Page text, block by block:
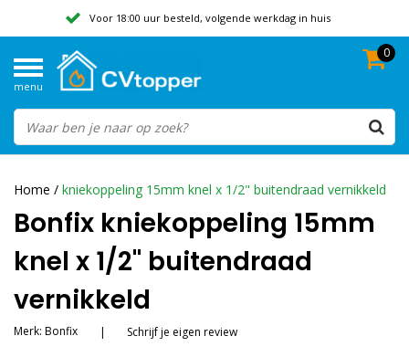
Voor 18:00 uur besteld, volgende werkdag in huis
Beoordeeld met een 9,8
menu
0
Home / kniekoppeling 15mm knel x 1/2" buitendraad vernikkeld
Bonfix kniekoppeling 15mm
knel x 1/2" buitendraad
vernikkeld
Merk: Bonfix | Schrijf je eigen review